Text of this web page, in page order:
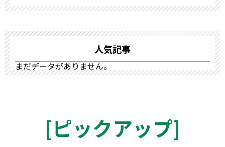
人気記事
まだデータがありません。
[ピックアップ]